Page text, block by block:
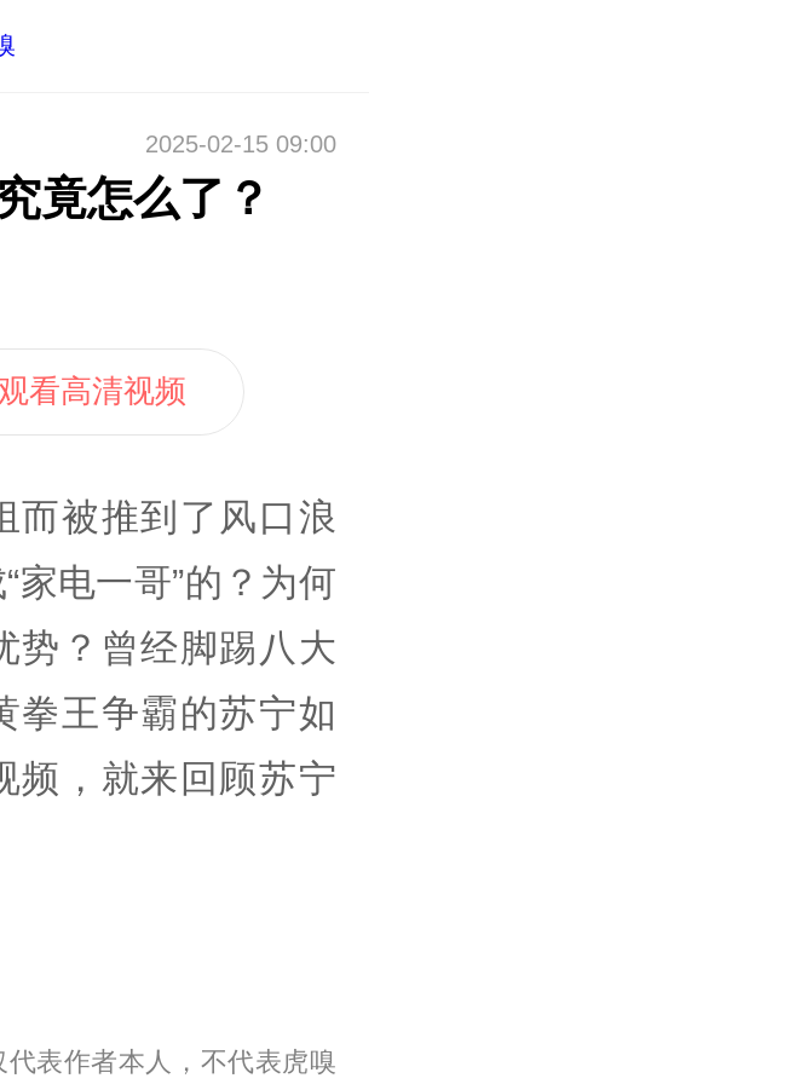
2025-02-15 09:00
竟怎么了？
看高清视频
而被推到了风口浪
家电一哥”的？为何
势？曾经脚踢八大
拳王争霸的苏宁如
频，就来回顾苏宁
表作者本人，不代表虎嗅